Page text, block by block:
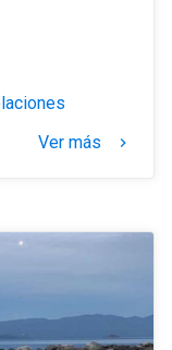
Ver más
keyboard_arrow_right